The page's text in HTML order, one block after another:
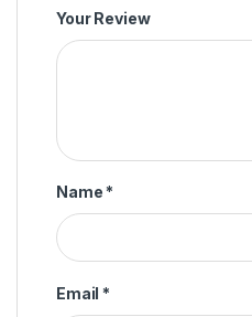
Your Review
Name *
Email *